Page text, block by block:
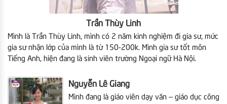
Trần Thùy Linh
Mình là Trần Thùy Linh, mình có 2 năm kinh nghiệm đi gia sư, mức
gia sư nhận lớp của mình là từ 150-200k. Mình gia sư tốt môn
Tiếng Anh, hiện đang là sinh viên trường Ngoại ngữ Hà Nội.
Nguyễn Lê Giang
Mình đang là giáo viên dạy văn – giáo dục công